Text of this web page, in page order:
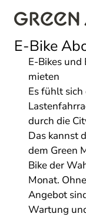
E-Bike
E-Bikes und
mieten
Es fühlt sich
durch die
Das kannst
dem Green
Bike der
Monat.
Angebot
Wartung